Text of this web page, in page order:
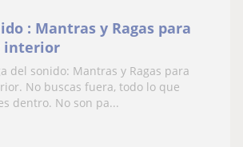
: Mantras y Ragas para
interior
del sonido: Mantras y Ragas para
No buscas fuera, todo lo que
dentro. No son pa...